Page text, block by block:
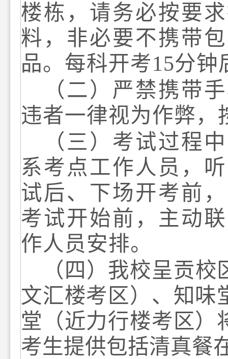
楼栋 ，请务必按要
料，非必要不携带
品。每科开考15分钟
（ 二 ）严禁携带
违者一律视为作弊，
（三） 考试过程
系考点工作人员，
试后、下场开考前
考试开始前，主动
作人员安排。
（四） 我校呈贡校
文汇楼考区） 、 知味
堂（近力行楼考区）
考生提供包括清真餐